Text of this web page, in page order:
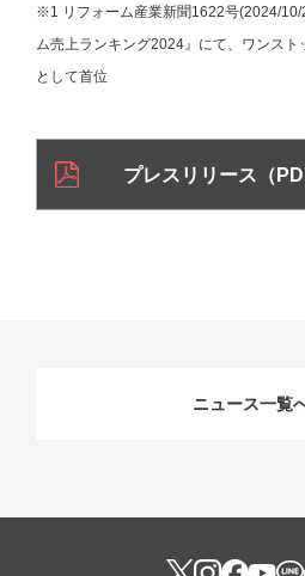
※1 リフォーム産業新聞1622号(2024/10/
ム売上ランキング2024』にて、ワンス
として首位
プレスリリース（
ニュース一覧